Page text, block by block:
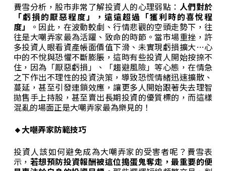
費雪分析，股市非常了解投資人的心理弱點： 人們對於
「虧損的厭惡程度」，遠遠超過「獲利時的喜悅程
度」
。因此，在波動較劇、行情悲觀的空頭走勢下，往
往是大嘲弄家最為活躍、致命的時節。當市場重挫，許
多投資人眼看資產帳面價值下滑、未實現虧損擴大…心
中的不悅與恐懼不斷膨脹，這時有些投資人開始按捺不
住，因為「厭惡虧損」、「趨避風險」等心態，在情急
之下作出不理性的投資決策，導致恐慌情緒迅速擴散、
蔓延，甚至引發連鎖效應，讓更多人開始跟著失去理智
拋售手上持股，甚至賣出長期投資的優質標的，而這樣
混亂的場面正是大嘲弄家最為樂見的！
🔸大嘲弄家防範技巧
投資人該如何避免成為大嘲弄家的受害者呢？費雪表
示， 若想預防投資報酬被這位搗蛋鬼奪走，最重要的便